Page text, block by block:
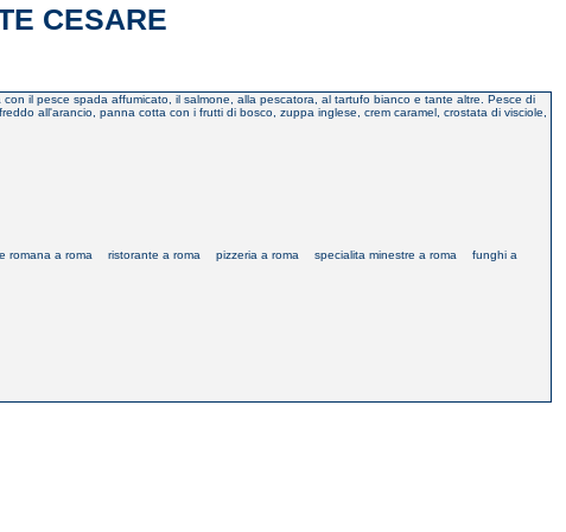
CESARE
il pesce spada affumicato, il salmone, alla pescatora, al tartufo bianco e tante altre. Pesce di
all'arancio, panna cotta con i frutti di bosco, zuppa inglese, crem caramel, crostata di visciole,
romana a roma ristorante a roma pizzeria a roma specialita minestre a roma
funghi a